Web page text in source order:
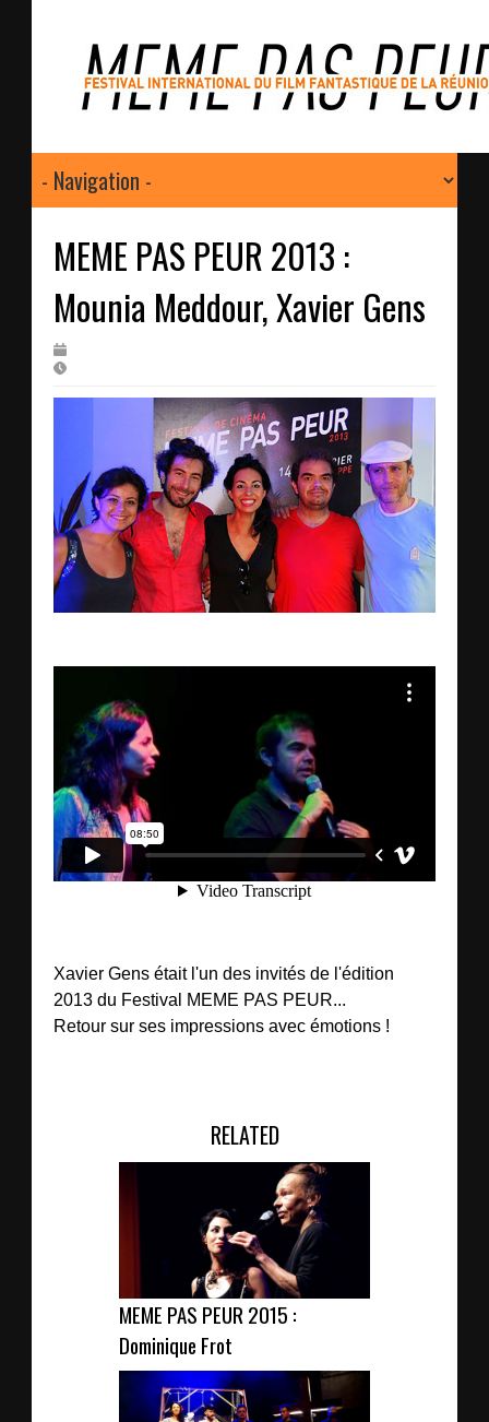
MEME PAS PEUR 2013 :
Mounia Meddour, Xavier Gens
Xavier Gens était l'un des invités de l'édition
2013 du Festival MEME PAS PEUR...
Retour sur ses impressions avec émotions !
RELATED
MEME PAS PEUR 2015 :
Dominique Frot